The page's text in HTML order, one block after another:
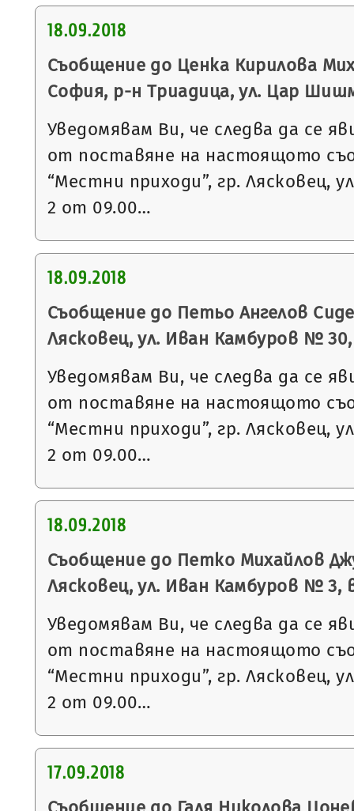
18.09.2018
Съобщение до Ценка Кирилова
София, р-н Триадица, ул. Цар
Уведомявам Ви, че следва да се
от поставяне на настоящото
“Местни приходи”, гр. Лясковец,
2 от 09.00…
18.09.2018
Съобщение до Петьо Ангелов
Лясковец, ул. Иван Камбуров №
Уведомявам Ви, че следва да се
от поставяне на настоящото
“Местни приходи”, гр. Лясковец,
2 от 09.00…
18.09.2018
Съобщение до Петко Михайлов
Лясковец, ул. Иван Камбуров № 3,
Уведомявам Ви, че следва да се
от поставяне на настоящото
“Местни приходи”, гр. Лясковец,
2 от 09.00…
17.09.2018